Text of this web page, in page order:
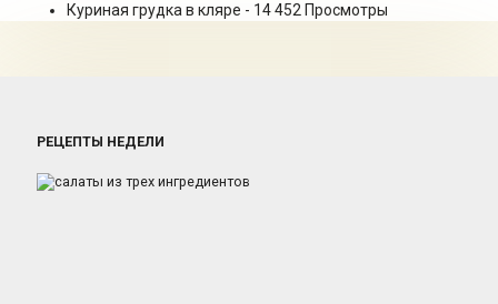
Куриная грудка в кляре - 14 452 Просмотры
РЕЦЕПТЫ НЕДЕЛИ